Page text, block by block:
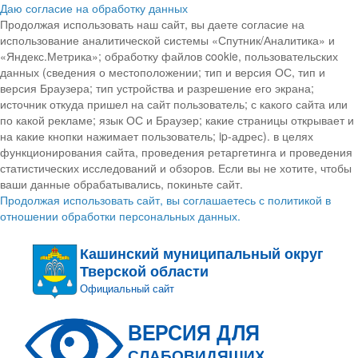
Даю согласие на обработку данных
Продолжая использовать наш сайт, вы даете согласие на
использование аналитической системы «Спутник/Аналитика» и
«Яндекс.Метрика»; обработку файлов cookie, пользовательских
данных (сведения о местоположении; тип и версия ОС, тип и
версия Браузера; тип устройства и разрешение его экрана;
источник откуда пришел на сайт пользователь; с какого сайта или
по какой рекламе; язык ОС и Браузер; какие страницы открывает и
на какие кнопки нажимает пользователь; ip-адрес). в целях
функционирования сайта, проведения ретаргетинга и проведения
статистических исследований и обзоров. Если вы не хотите, чтобы
ваши данные обрабатывались, покиньте сайт.
Продолжая использовать сайт, вы соглашаетесь с политикой в
отношении обработки персональных данных.